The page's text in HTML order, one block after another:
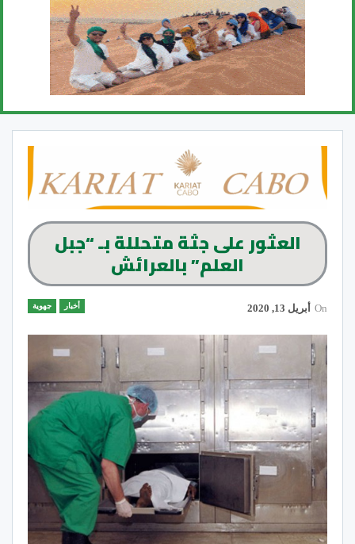
العثور على جثة متحللة بـ “جبل
العلم” بالعرائش
أخبار جهوية On أبريل 13, 2020